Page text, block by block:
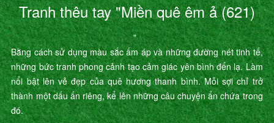
Tranh thêu tay "Miền quê êm ả (621)
"
Bằng cách sử dụng màu sắc ấm áp và những đường nét tinh tế,
những bức tranh phong cảnh tạo cảm giác yên bình đến lạ. Làm
nổi bật lên vẻ đẹp của quê hương thanh bình. Mỗi sợi chỉ trở
thành một dấu ấn riêng, kể lên những câu chuyện ẩn chứa trong
đó.